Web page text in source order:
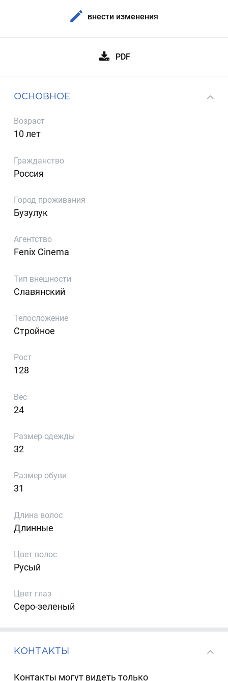
внести изменения
PDF
ОСНОВНОЕ
Возраст
10 лет
Гражданство
Россия
Город проживания
Бузулук
Агентство
Fenix Cinema
Тип внешности
Славянский
Телосложение
Стройное
Рост
128
Вес
24
Размер одежды
32
Размер обуви
31
Длина волос
Длинные
Цвет волос
Русый
Цвет глаз
Серо-зеленый
КОНТАКТЫ
Контакты могут видеть только